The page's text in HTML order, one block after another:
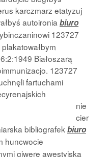
karczmarz etatyzuj
autoironia biuro
123727
Białoszarą
123727
fartuchami
nie
cier
bibliografek biuro
huncwocie
giwerę awestyjska